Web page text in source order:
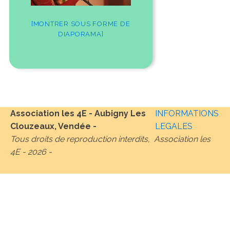
[MONTRER SOUS FORME DE
DIAPORAMA]
Association les 4E - Aubigny Les
Clouzeaux, Vendée -
INFORMATIONS
LEGALES
Tous droits de reproduction interdits, Association les
4E - 2026-